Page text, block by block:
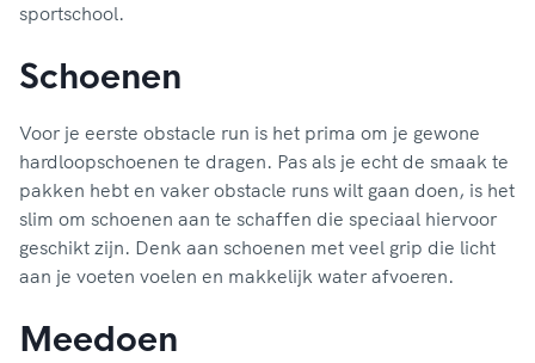
sportschool.
Schoenen
Voor je eerste obstacle run is het prima om je gewone
hardloopschoenen te dragen. Pas als je echt de smaak te
pakken hebt en vaker obstacle runs wilt gaan doen, is het
slim om schoenen aan te schaffen die speciaal hiervoor
geschikt zijn. Denk aan schoenen met veel grip die licht
aan je voeten voelen en makkelijk water afvoeren.
Meedoen